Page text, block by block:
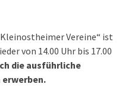
Vereine“ ist
von 14.00 Uhr bis 17.00
die ausführliche
erwerben.